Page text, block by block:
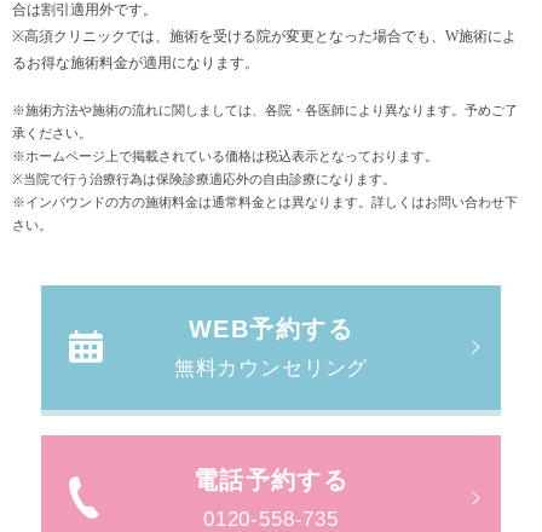
合は割引適用外です。
※高須クリニックでは、施術を受ける院が変更となった場合でも、W施術によ
るお得な施術料金が適用になります。
※施術方法や施術の流れに関しましては、各院・各医師により異なります。予めご了
承ください。
※ホームページ上で掲載されている価格は税込表示となっております。
※当院で行う治療行為は保険診療適応外の自由診療になります。
※インバウンドの方の施術料金は通常料金とは異なります。詳しくはお問い合わせ下
さい。
WEB予約する
無料カウンセリング
電話予約する
0120-558-735